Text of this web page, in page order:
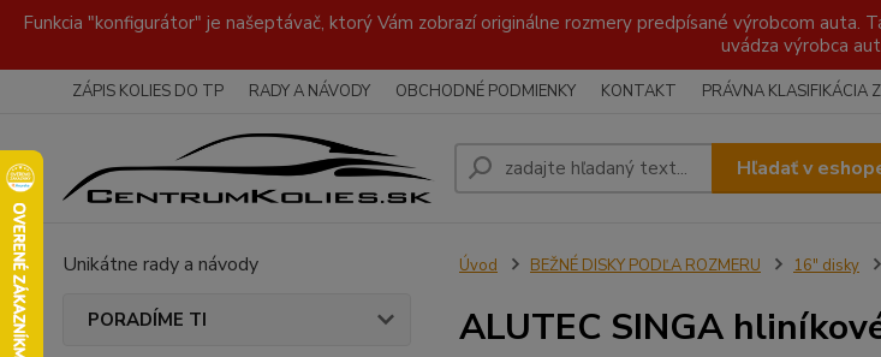
Funkcia "konfigurátor" je našeptávač, ktorý Vám zobrazí originálne rozmery predpísané výrobcom auta.
uvádza výrobca
ZÁPIS KOLIES DO TP RADY A NÁVODY OBCHODNÉ PODMIENKY KONTAKT PRÁVNA KLASIFIKÁCIA
Hľadať v
Unikátne rady a návody
PORADÍME TI
Úvod BEŽNÉ DISKY PODĽA ROZMERU 16" disky
ALUTEC SINGA